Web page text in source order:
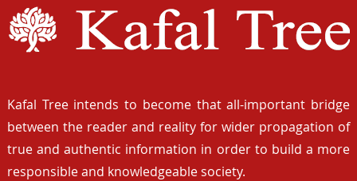
Kafal Tree intends to become that all-important bridge
between the reader and reality for wider propagation of
true and authentic information in order to build a more
responsible and knowledgeable society.